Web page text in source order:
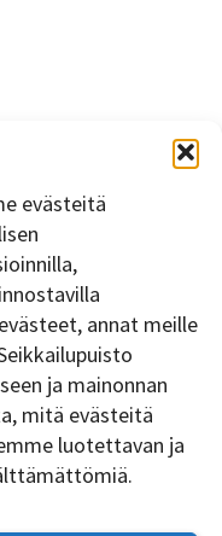
evästeitä
annat meille
ja mainonnan
mitä evästeitä
luotettavan ja